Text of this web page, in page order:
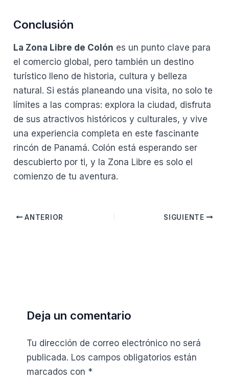
Conclusión
La Zona Libre de Colón es un punto clave para
el comercio global, pero también un destino
turístico lleno de historia, cultura y belleza
natural. Si estás planeando una visita, no solo te
límites a las compras: explora la ciudad, disfruta
de sus atractivos históricos y culturales, y vive
una experiencia completa en este fascinante
rincón de Panamá. Colón está esperando ser
descubierto por ti, y la Zona Libre es solo el
comienzo de tu aventura.
ANTERIOR SIGUIENTE
Deja un comentario
Tu dirección de correo electrónico no será
publicada. Los campos obligatorios están
marcados con *